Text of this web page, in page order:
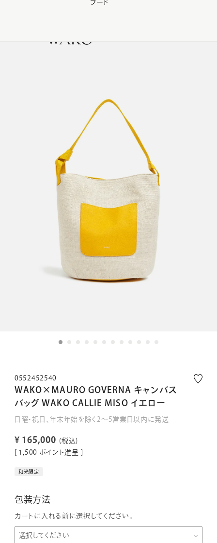
【会員様限定】夏のプレゼントキャンペーン開催中
フード
0552452540
WAKO×MAURO GOVERNA キャンバス
バッグ WAKO CALLIE MISO イエロー
日曜・祝日、年末年始を除く2～5営業日以内に発送
¥ 165,000
税込
1,500 ポイント進呈 ]
和光限定
包装方法
カートに入れる前に選択してください。